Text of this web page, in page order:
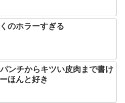
のホラーすぎる
パンチからキツい皮肉まで書け
ほんと好き